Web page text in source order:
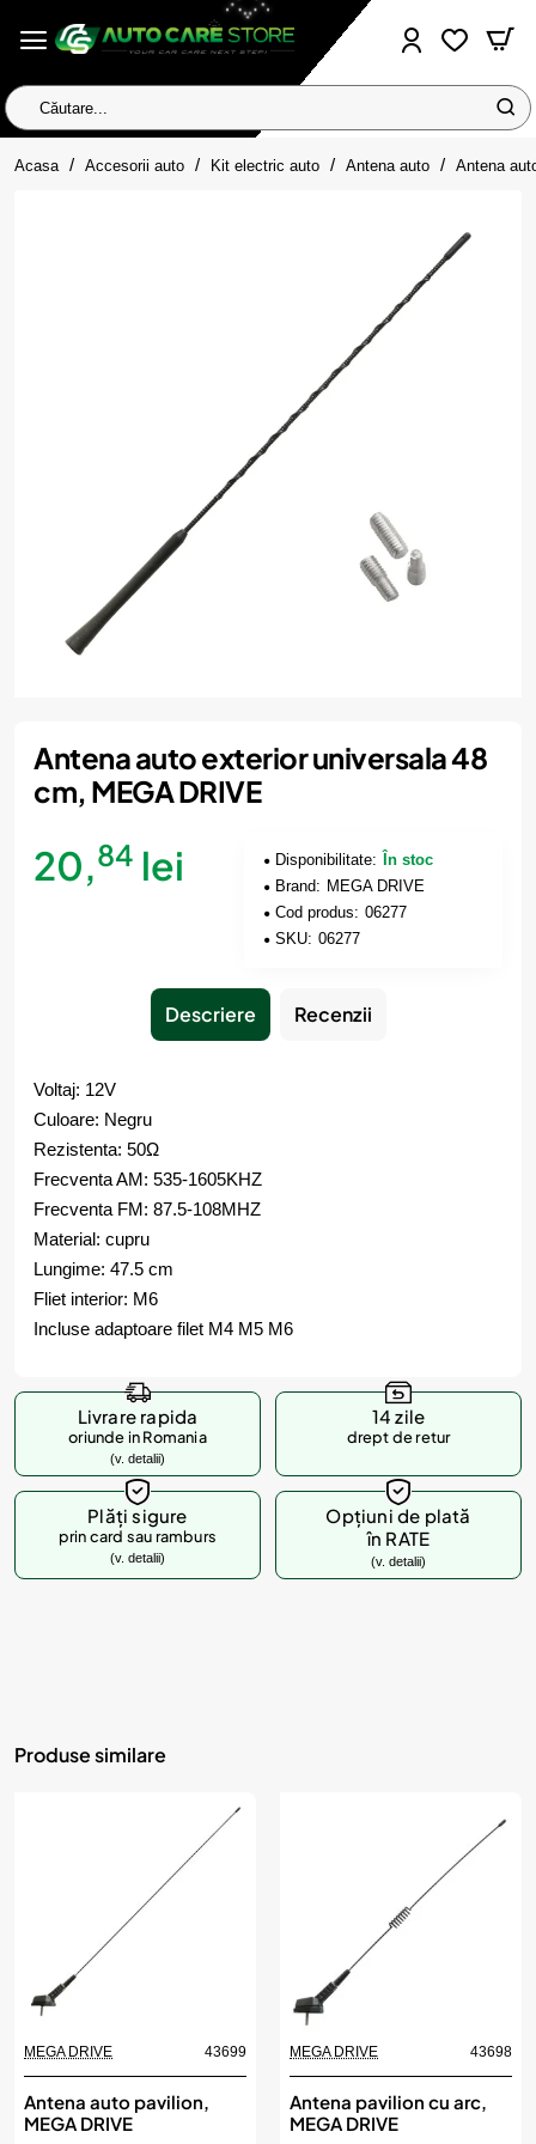
Căutare...
Acasa homeAccesorii auto Kit electric auto Antena auto Antena
Antena auto exterior universala 48
cm, MEGA DRIVE
20,84 lei Disponibilitate:
În stoc
Brand: MEGA DRIVE
Cod produs: 06277
SKU: 06277
Descriere Recenzii
Voltaj: 12V
Culoare: Negru
Rezistenta: 50Ω
Frecventa AM: 535-1605KHZ
Frecventa FM: 87.5-108MHZ
Material: cupru
Lungime: 47.5 cm
Fliet interior: M6
Incluse adaptoare filet M4 M5 M6
Livrare rapida
oriunde in Romania
(v. detalii)
14 zile
drept de retur
Plăți sigure
prin card sau ramburs
(v. detalii)
Opțiuni de plată
în RATE
(v. detalii)
Produse similare
MEGA DRIVE 43699
Antena auto pavilion,
MEGA DRIVE
MEGA DRIVE 43698
Antena pavilion cu arc,
MEGA DRIVE